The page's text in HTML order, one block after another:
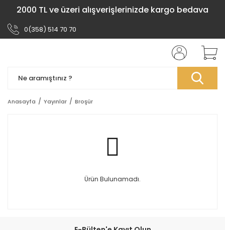
2000 TL ve üzeri alışverişlerinizde kargo bedava
0(358) 514 70 70
Anasayfa Yayınlar Broşür
Ürün Bulunamadı.